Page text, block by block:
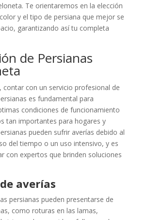
Te orientaremos en la elección
y el tipo de persiana que mejor se
garantizando así tu completa
de Persianas
contar con un servicio profesional de
es fundamental para
condiciones de funcionamiento
tan importantes para hogares y
pueden sufrir averías debido al
del tiempo o un uso intensivo, y es
con expertos que brinden soluciones
averías
persianas pueden presentarse de
como roturas en las lamas,